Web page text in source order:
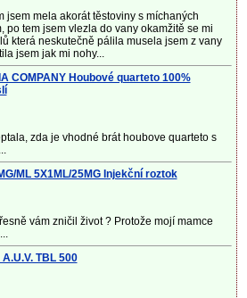
jsem mela akorát těstoviny s míchaných
po tem jsem vlezla do vany okamžitě se mi
která neskutečně pálila musela jsem z vany
jsem jak mi nohy...
COMPANY Houbové quarteto 100%
zda je vhodné brát houbove quarteto s
ML 5X1ML/25MG Injekční roztok
vám zničil život ? Protože mojí mamce
TBL 500